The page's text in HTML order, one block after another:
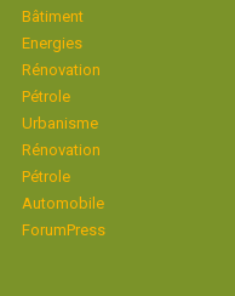
Bâtiment
Energies
Rénovation
Pétrole
Urbanisme
Rénovation
Pétrole
Automobile
ForumPress